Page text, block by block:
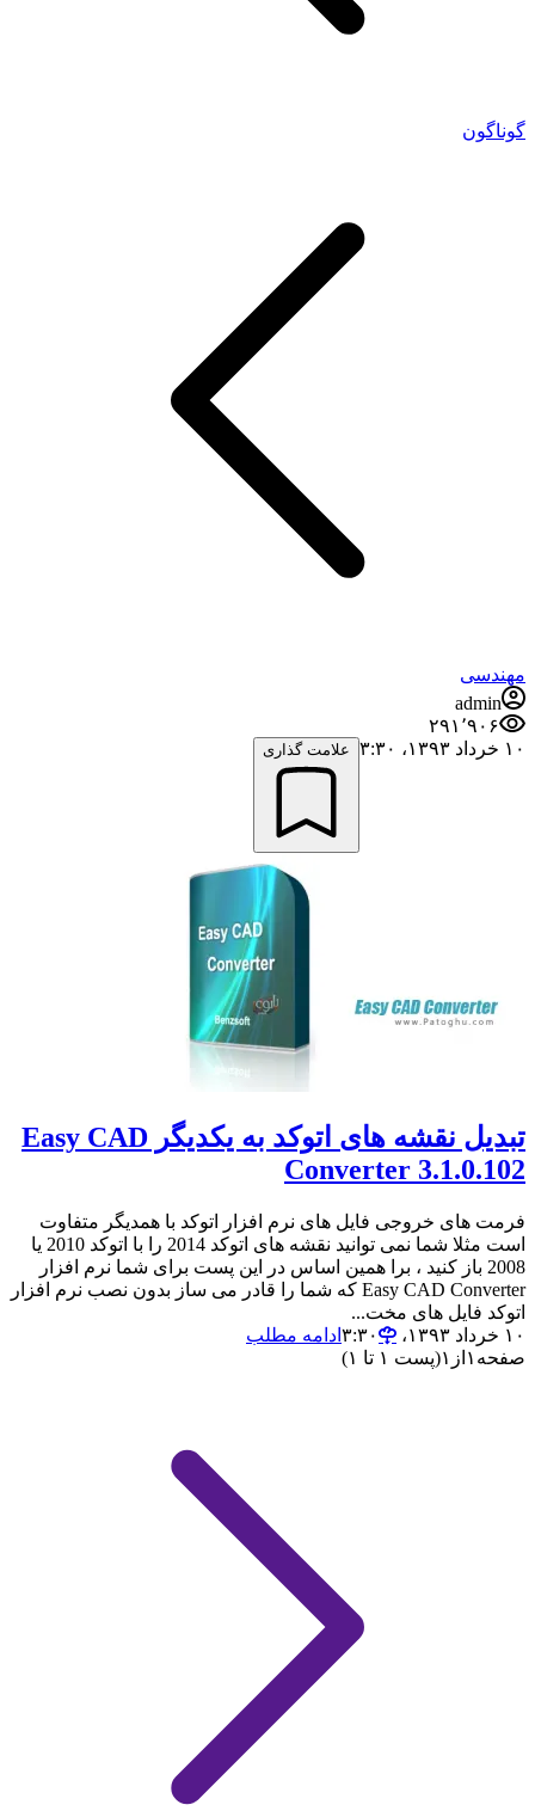
گوناگون
مهندسی
admin
۲۹۱٬۹۰۶
۱۰ خرداد ۱۳۹۳،‏ ۳:۳۰
علامت گذاری
تبدیل نقشه های اتوکد به یکدیگر Easy CAD
Converter 3.1.0.102
فرمت های خروجی فایل های نرم افزار اتوکد با همدیگر متفاوت
است مثلا شما نمی توانید نقشه های اتوکد 2014 را با اتوکد 2010 یا
2008 باز کنید ، برا همین اساس در این پست برای شما نرم افزار
Easy CAD Converter که شما را قادر می ساز بدون نصب نرم افزار
اتوکد فایل های مخت...
۱۰ خرداد ۱۳۹۳،‏ ۳:۳۰
ادامه مطلب
صفحه ۱ از ۱(پست ۱ تا ۱)